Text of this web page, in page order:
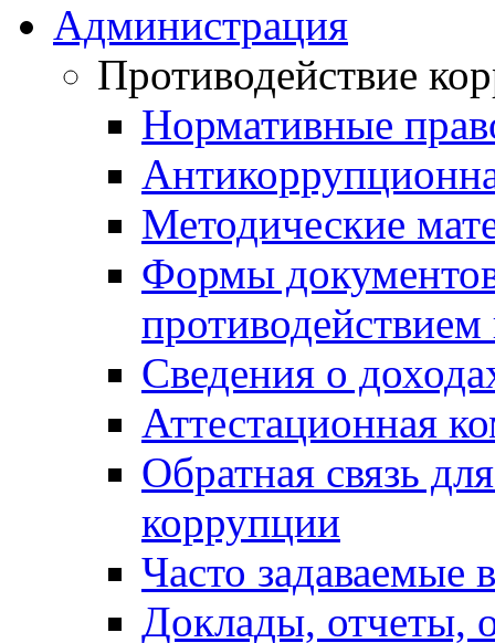
Администрация
Противодействие
Нормативные
Методические
Формы
Сведения о
Аттестационная
Обратная связь
коррупции
Часто задаваемые
Доклады, отчеты,